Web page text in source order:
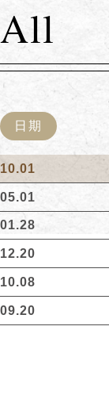
All
日期
10.01
05.01
01.28
12.20
10.08
09.20